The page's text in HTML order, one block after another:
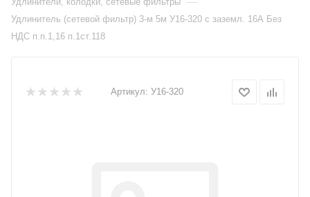
Удлинитель (сетевой фильтр) 3-м 5м У16-320 с заземл. 16А Без
НДС п.п.1,16 п.1ст.118
Артикул: У16-320